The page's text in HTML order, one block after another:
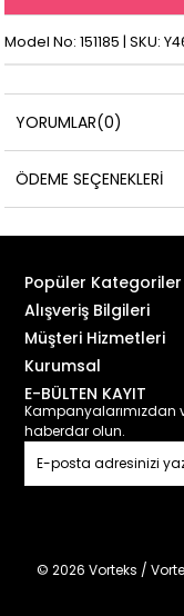
Model No: 151185 | SKU:
YORUMLAR(0)
ÖDEME SEÇENEKLERI
Popüler Kategoriler
Alışveriş Bilgileri
Müşteri Hizmetleri
Kurumsal
E-BÜLTEN KAYIT
haberdar olun.
© 2026 Vorteks /